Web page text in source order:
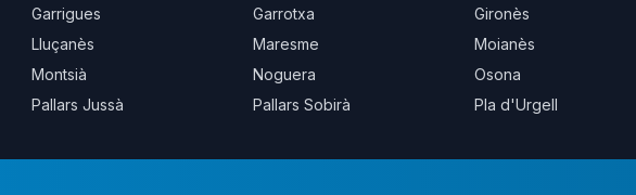
Garrigues
Garrotxa
Gironès
Lluçanès
Maresme
Moianès
Montsià
Noguera
Osona
Pallars Jussà
Pallars Sobirà Pla d'Urgell